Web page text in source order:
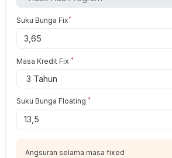
Suku Bunga Fix*
Masa Kredit Fix *
Suku Bunga Floating *
Angsuran selama masa fixed